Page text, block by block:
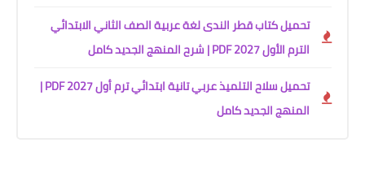
تحميل كتاب قطر الندى لغة عربية الصف الثاني الابتدائي
الترم الأول 2027 PDF | شرح المنهج الجديد كامل
تحميل سلاح التلميذ عربي تانية ابتدائي ترم أول 2027 PDF |
المنهج الجديد كامل